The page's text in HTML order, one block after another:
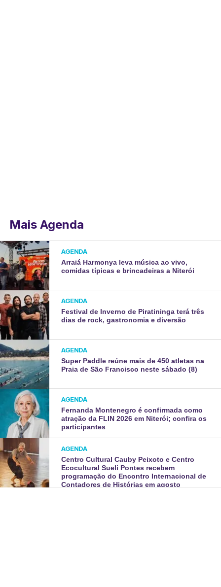
Mais Agenda
AGENDA
Arraiá Harmonya leva música ao vivo,
comidas típicas e brincadeiras a Niterói
AGENDA
Festival de Inverno de Piratininga terá três
dias de rock, gastronomia e diversão
AGENDA
Super Paddle reúne mais de 450 atletas na
Praia de São Francisco neste sábado (8)
AGENDA
Fernanda Montenegro é confirmada como
atração da FLIN 2026 em Niterói; confira os
participantes
AGENDA
Centro Cultural Cauby Peixoto e Centro
Ecocultural Sueli Pontes recebem
programação do Encontro Internacional de
Contadores de Histórias em agosto